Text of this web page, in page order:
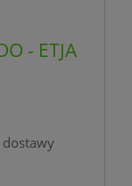
- ETJA
dostawy